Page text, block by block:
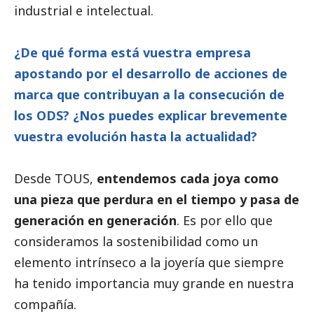
industrial e intelectual.
¿De qué forma está vuestra empresa
apostando por el desarrollo de acciones de
marca que contribuyan a la consecución de
los ODS? ¿Nos puedes explicar brevemente
vuestra evolución hasta la actualidad?
Desde TOUS, entendemos cada joya como
una pieza que perdura en el tiempo y pasa de
generación en generación. Es por ello que
consideramos la sostenibilidad como un
elemento intrínseco a la joyería que siempre
ha tenido importancia muy grande en nuestra
compañía.